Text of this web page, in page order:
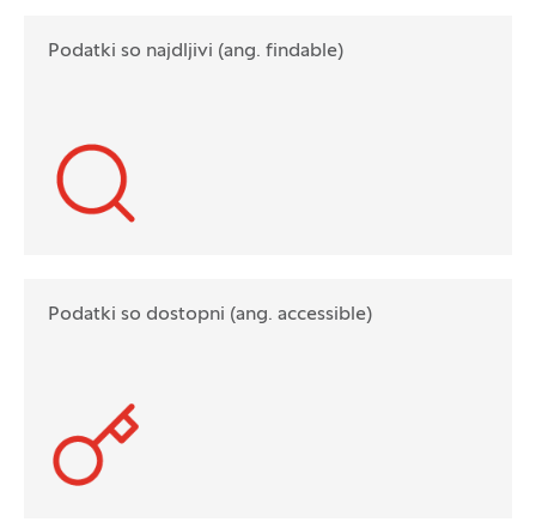
Podatki so najdljivi (ang. findable)
Podatki so dostopni (ang. accessible)